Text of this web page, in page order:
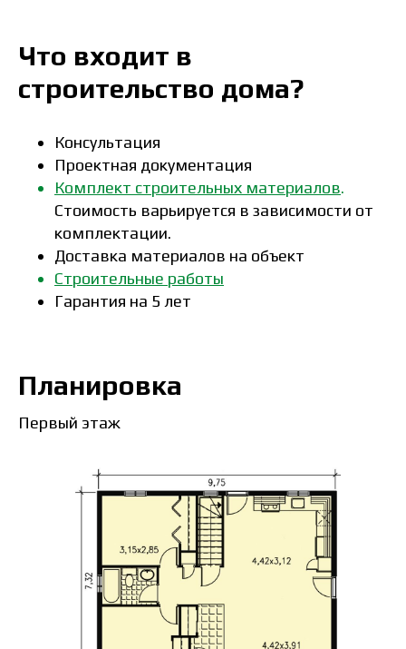
Что входит в
строительство дома?
Консультация
Проектная документация
Комплект строительных материалов.
Стоимость варьируется в зависимости от
комплектации.
Доставка материалов на объект
Строительные работы
Гарантия на 5 лет
Планировка
Первый этаж